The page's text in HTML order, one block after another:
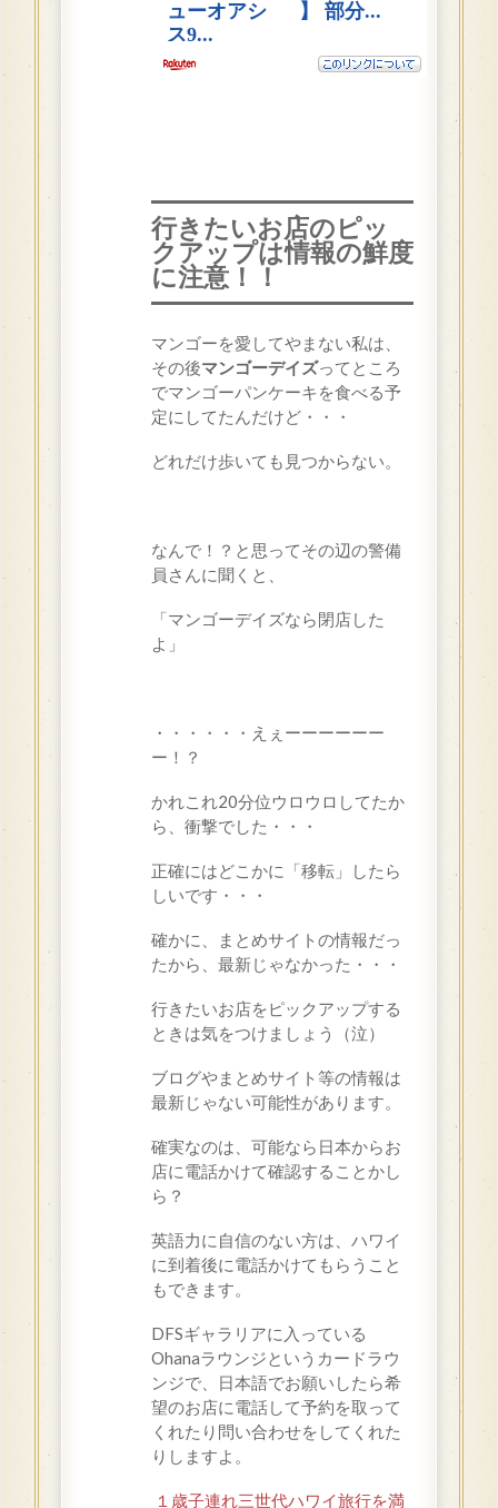
行きたいお店のピッ
クアップは情報の鮮度
に注意！！
マンゴーを愛してやまない私は、
その後マンゴーデイズってところ
でマンゴーパンケーキを食べる予
定にしてたんだけど・・・
どれだけ歩いても見つからない。
なんで！？と思ってその辺の警備
員さんに聞くと、
「マンゴーデイズなら閉店した
よ」
・・・・・・えぇーーーーーー
ー！？
かれこれ20分位ウロウロしてたか
ら、衝撃でした・・・
正確にはどこかに「移転」したら
しいです・・・
確かに、まとめサイトの情報だっ
たから、最新じゃなかった・・・
行きたいお店をピックアップする
ときは気をつけましょう（泣）
ブログやまとめサイト等の情報は
最新じゃない可能性があります。
確実なのは、可能なら日本からお
店に電話かけて確認することかし
ら？
英語力に自信のない方は、ハワイ
に到着後に電話かけてもらうこと
もできます。
DFSギャラリアに入っている
Ohanaラウンジというカードラウ
ンジで、日本語でお願いしたら希
望のお店に電話して予約を取って
くれたり問い合わせをしてくれた
りしますよ。
１歳子連れ三世代ハワイ旅行を満